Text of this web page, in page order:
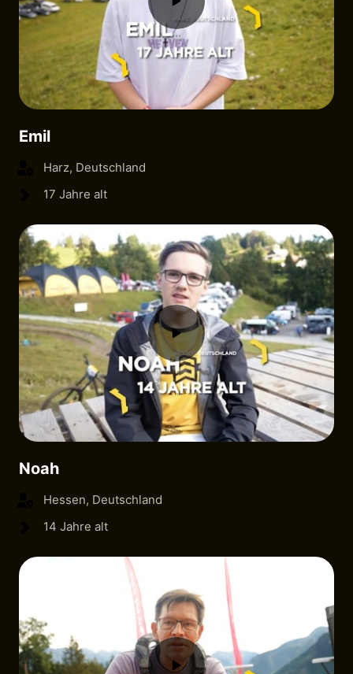
Emil
Harz, Deutschland
17 Jahre alt
Noah
Hessen, Deutschland
14 Jahre alt